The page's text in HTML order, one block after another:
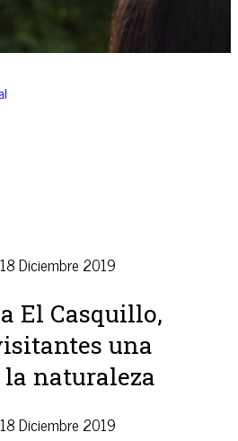
18 Diciembre 2019
El Casquillo,
una
naturaleza
18 Diciembre 2019